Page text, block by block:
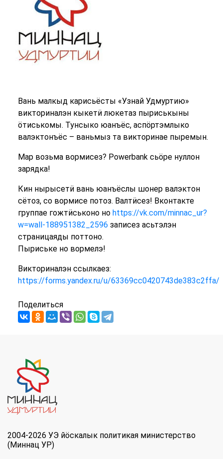
Вань малкыд карисьёсты «Узнай Удмуртию»
викториналэн кыкетӥ люкетаз пыриськыны
ӧтиськомы. Тунсыко юанъёс, аспӧртэмлыко
валэктонъёс – ваньмыз та викторинае пыремын.
Мар возьма вормисез? Powerbank сьӧре нуллон
зарядка!
Кин нырысетӥ вань юанъёслы шонер валэктон
сётоз, со вормисе потоз. Валтӥсез! Вконтакте
группае гожтӥськоно но https://vk.com/minnac_ur?
w=wall-188951382_2596 записез асьтэлэн
страницаяды поттоно.
Пыриське но вормелэ!
Викториналэн ссылкаез:
https://forms.yandex.ru/u/63369cc0420743de383c2ffa/
Поделиться
2004-2026 УЭ йöскалык политикая министерство
(Миннац УР)